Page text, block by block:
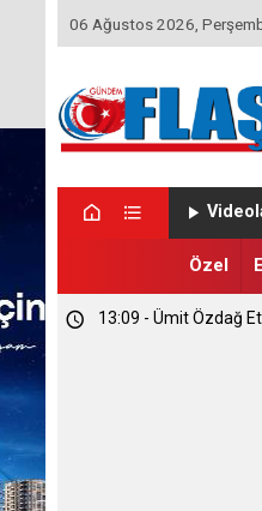
06 Ağustos 2026,
Özel
13:09 - Ümit Özdağ